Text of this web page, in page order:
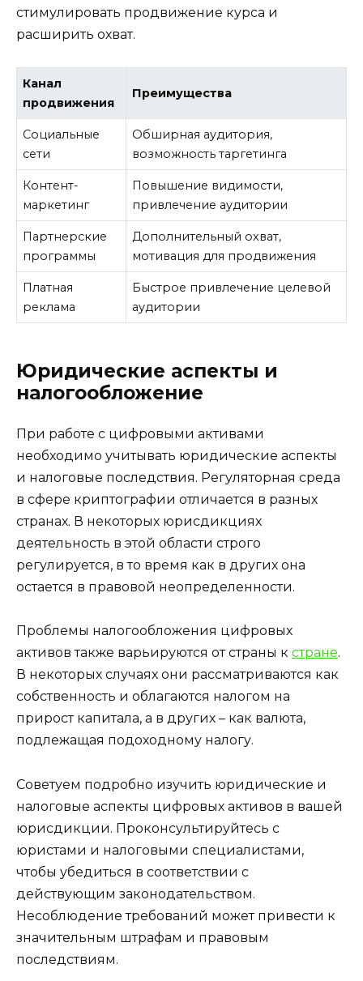
стимулировать продвижение курса и
расширить охват.
Канал
продвижения
Преимущества
Социальные
сети
Обширная аудитория,
возможность таргетинга
Контент-
маркетинг
Повышение видимости,
привлечение аудитории
Партнерские
программы
Дополнительный охват,
мотивация для продвижения
Платная
реклама
Быстрое привлечение целевой
аудитории
Юридические аспекты и
налогообложение
При работе с цифровыми активами
необходимо учитывать юридические аспекты
и налоговые последствия. Регуляторная среда
в сфере криптографии отличается в разных
странах. В некоторых юрисдикциях
деятельность в этой области строго
регулируется, в то время как в других она
остается в правовой неопределенности.
Проблемы налогообложения цифровых
активов также варьируются от страны к стране.
В некоторых случаях они рассматриваются как
собственность и облагаются налогом на
прирост капитала, а в других – как валюта,
подлежащая подоходному налогу.
Советуем подробно изучить юридические и
налоговые аспекты цифровых активов в вашей
юрисдикции. Проконсультируйтесь с
юристами и налоговыми специалистами,
чтобы убедиться в соответствии с
действующим законодательством.
Несоблюдение требований может привести к
значительным штрафам и правовым
последствиям.